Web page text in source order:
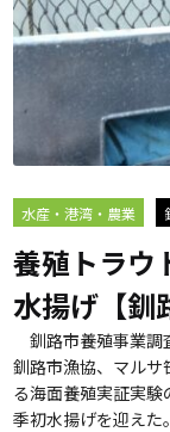
水産・港湾・農業
養殖トラウ
水揚げ【釧
釧路市養殖事業調
釧路市漁協、マルサ
る海面養殖実証実
季初水揚げを迎えた